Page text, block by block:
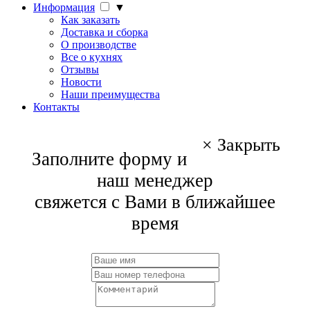
Информация
▼
Как заказать
Доставка и сборка
О производстве
Все о кухнях
Отзывы
Новости
Наши преимущества
Контакты
× Закрыть
Заполните форму и
наш менеджер
свяжется с Вами в ближайшее
время